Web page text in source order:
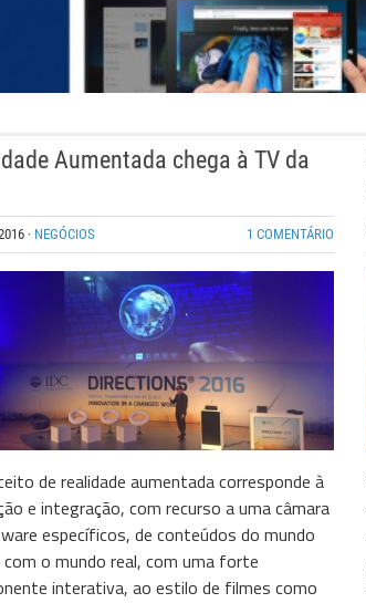
Aumentada chega à TV da
· NEGÓCIOS 1 COMENTÁRIO
de realidade aumentada corresponde à
e integração, com recurso a uma câmara
específicos, de conteúdos do mundo
o mundo real, com uma forte
interativa, ao estilo de filmes como